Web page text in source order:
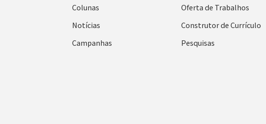
Colunas
Notícias
Campanhas
Oferta de Trabalhos
Construtor de Currículo
Pesquisas